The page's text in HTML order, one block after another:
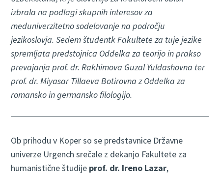
izbrala na podlagi skupnih interesov za
meduniverzitetno sodelovanje na področju
jezikoslovja. Sedem študentk Fakultete za tuje jezike
spremljata predstojnica Oddelka za teorijo in prakso
prevajanja prof. dr. Rakhimova Guzal Yuldashovna ter
prof. dr. Miyasar Tillaeva Botirovna z Oddelka za
romansko in germansko filologijo.
Ob prihodu v Koper so se predstavnice Državne
univerze Urgench srečale z dekanjo Fakultete za
humanistične študije prof. dr. Ireno Lazar,